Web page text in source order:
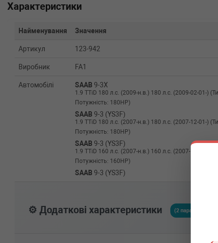
Характеристики
Найменування Значення
Артикул 123-942
Виробник FA1
Автомобілі SAAB 9-3X
1.9 TTiD 180 л.с. (2009-н.в.) 180 л.с. (2009-02-01-)
Потужність: 180HP)
SAAB 9-3 (YS3F)
1.9 TTiD 180 л.с. (2007-н.в.) 180 л.с. (2007-12-01-)
Потужність: 180HP)
SAAB 9-3 (YS3F)
1.9 TTiD 160 л.с. (2007-н.в.) 160 л.с. (2007-12-01-)
Потужність: 160HP)
SAAB 9-3 (YS3F)
1.9 TiD 150 л.с. (2004-н.в.) 150 л.с. (2004-09-01-)
⚙️ Додаткові характеристики (2 параметрів)